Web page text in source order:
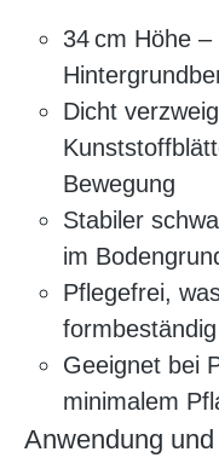
34 cm Höhe
Dicht
Bewegung
Stabiler
im
Pflegefrei,
formbeständig
Geeignet bei
minimalem
Anwendung